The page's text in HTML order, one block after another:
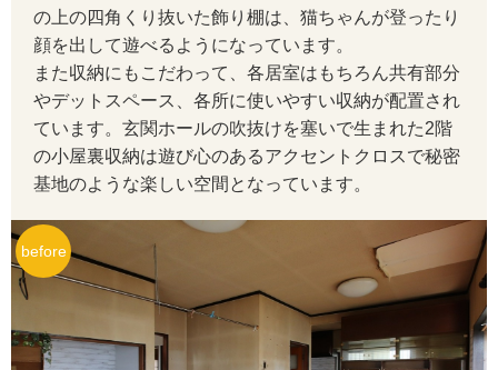
の上の四角くり抜いた飾り棚は、猫ちゃんが登ったり
顔を出して遊べるようになっています。
また収納にもこだわって、各居室はもちろん共有部分
やデットスペース、各所に使いやすい収納が配置され
ています。玄関ホールの吹抜けを塞いで生まれた2階
の小屋裏収納は遊び心のあるアクセントクロスで秘密
基地のような楽しい空間となっています。